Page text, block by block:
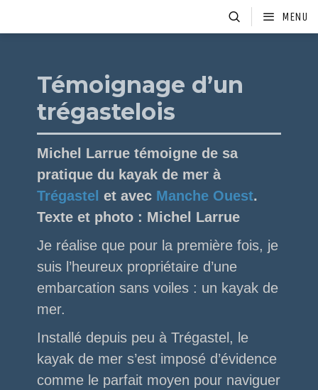
MENU
DES TRUCS À DIRE
Témoignage d’un
trégastelois
Michel Larrue témoigne de sa
pratique du kayak de mer à
Trégastelet avec Manche Ouest.
Texte et photo : Michel Larrue
Je réalise que pour la première fois, je
suis l’heureux propriétaire d’une
embarcation sans voiles : un kayak de
mer.
Installé depuis peu à Trégastel, le
kayak de mer s’est imposé d’évidence
comme le parfait moyen pour naviguer